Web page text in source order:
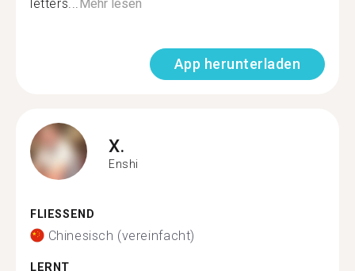
letters...Mehr lesen
App herunterladen
X.
Enshi
FLIESSEND
Chinesisch (vereinfacht)
LERNT